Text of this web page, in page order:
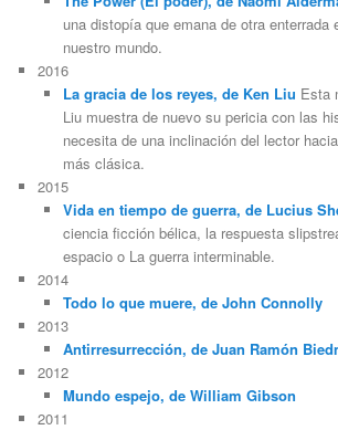
una distopía que emana de otra enterrada
nuestro mundo.
2016
La gracia de los reyes, de Ken Liu Esta
Liu muestra de nuevo su pericia con las
necesita de una inclinación del lector
más clásica.
2015
Vida en tiempo de guerra, de Lucius
ciencia ficción bélica, la respuesta
espacio o La guerra interminable.
2014
Todo lo que muere, de John Connolly
2013
Antirresurrección, de Juan Ramón
2012
Mundo espejo, de William Gibson
2011